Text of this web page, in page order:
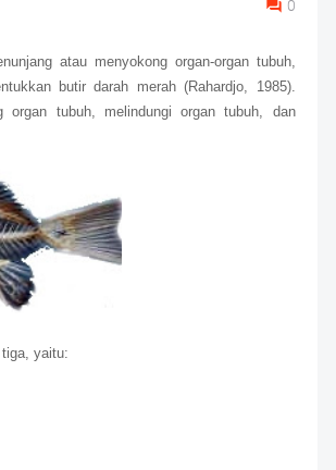
0
atau menyokong organ-organ tubuh,
butir darah merah (Rahardjo, 1985).
organ tubuh, melindungi organ tubuh, dan
yaitu: